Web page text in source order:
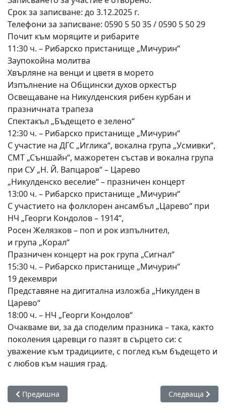
Срок за записване: до 3.12.2025 г.
Телефони за записване: 0590 5 50 35 / 0590 5 50 29
Почит към моряците и рибарите
11:30 ч. – Рибарско пристанище „Мичурин“
Заупокойна молитва
Хвърляне на венци и цветя в морето
Изпълнение на Общински духов оркестър
Освещаване на Никулденския рибен курбан и
празничната трапеза
Спектакъл „Бъдещето е зелено“
12:30 ч. – Рибарско пристанище „Мичурин“
С участие на ДГС „Иглика“, вокална група „Усмивки“,
СМТ „Съншайн“, мажоретен състав и вокална група
при СУ „Н. Й. Вапцаров“ – Царево
„Никулденско веселие“ – празничен концерт
13:00 ч. – Рибарско пристанище „Мичурин“
С участието на фолклорен ансамбъл „Царево“ при
НЧ „Георги Кондолов – 1914“,
Росен Желязков – поп и рок изпълнител,
и група „Корал“
Празничен концерт на рок група „Сигнал“
15:30 ч. – Рибарско пристанище „Мичурин“
19 декември
Представяне на дигитална изложба „Никулден в
Царево“
18:00 ч. – НЧ „Георги Кондолов“
Очакваме ви, за да споделим празника – така, както
поколения царевци го пазят в сърцето си: с
уважение към традициите, с поглед към бъдещето и
с любов към нашия град.
Предишна статия: „Внимателни от малки“ – ДГ „Ален
Предишна Следваща
Следваща